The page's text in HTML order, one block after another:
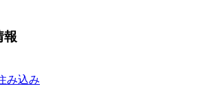
報
み込み